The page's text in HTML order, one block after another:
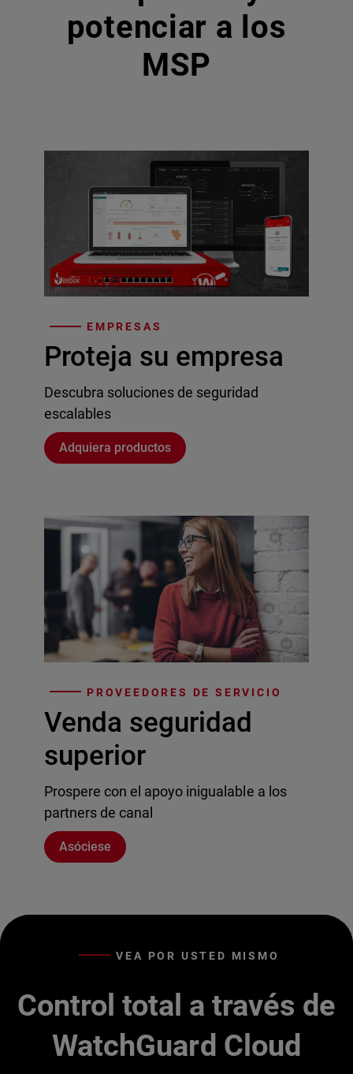
potenciar a los
MSP
EMPRESAS
Proteja su empresa
Descubra soluciones de seguridad
escalables
Adquiera productos
PROVEEDORES DE SERVICIO
Venda seguridad
superior
Prospere con el apoyo inigualable a los
partners de canal
Asóciese
VEA POR USTED MISMO
Control total a través de
WatchGuard Cloud